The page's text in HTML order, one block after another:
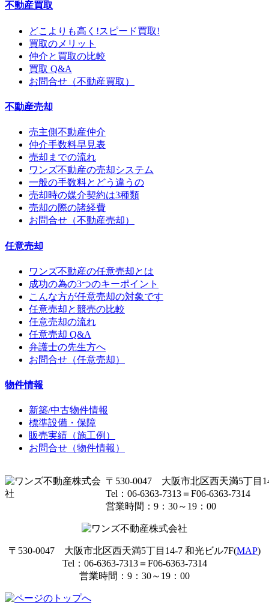
不動産買取
どこよりも高く!スピード買取!
買取のメリット
仲介と買取の比較
買取 Q&A
お問合せ（不動産買取）
不動産売却
売主側不動産仲介
仲介手数料早見表
売却までの流れ
ワンズ不動産の売却システム
一般の手数料とどう違うの
売却時の媒介契約は3種類
売却の際の諸経費
お問合せ（不動産売却）
任意売却
ワンズ不動産の任意売却とは
成功の為の3つのキーポイント
こんな方が任意売却の対象です
任意売却と競売の比較
任意売却の流れ
任意売却 Q&A
弁護士の先生方へ
お問合せ（任意売却）
物件情報
新築/中古物件情報
標準設備・保障
販売実績（施工例）
お問合せ（物件情報）
〒530-0047 大阪市北区西天満5丁目
Tel：06-6363-7313＝F06-6363-7314
営業時間：9：30～19：00
〒530-0047 大阪市北区西天満5丁目14-7 和光ビル7F(MAP)
Tel：06-6363-7313＝F06-6363-7314
営業時間：9：30～19：00